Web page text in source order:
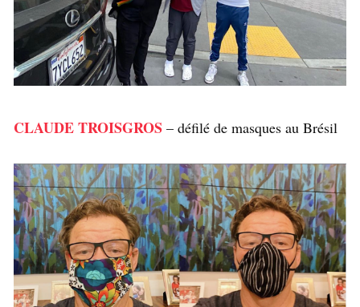
CLAUDE TROISGROS – défilé de masques au Brésil